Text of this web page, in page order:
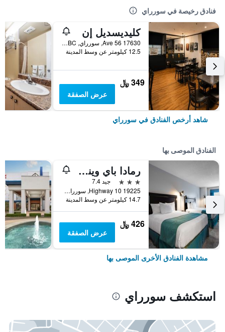
فنادق رخيصة في سورراي
كليديسديل إن
17630 56 Ave, سورراي, BC, كندا
12.5 كيلومتر عن وسط المدينة
349 ﷼
عرض الصفقة
شاهد أرخص الفنادق في سورراي
الفنادق الموصى بها
رمادا باي ويندام سوري/لانغلي
3 نجوم
جيد 7.4
19225 Highway 10, سورراي, BC, كندا
14.7 كيلومتر عن وسط المدينة
426 ﷼
عرض الصفقة
مشاهدة الفنادق الأخرى الموصى بها
استكشف سورراي